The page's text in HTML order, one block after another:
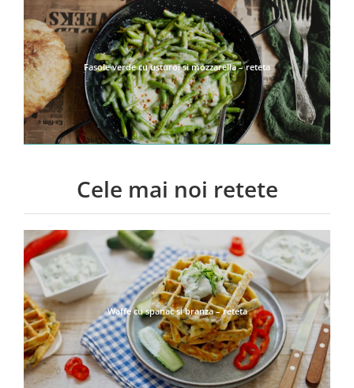
Fasole verde cu usturoi si mozzarella – reteta
Cele mai noi retete
Waffe cu spanac si branza – reteta